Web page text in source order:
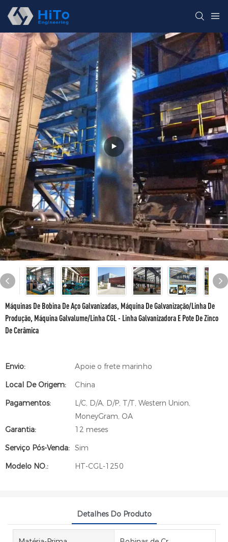
Máquinas De Bobina De Aço Galvanizadas, Máquina De Galvanização/linha De
Produção, Máquina Galvalume/linha CGL - Linha Galvanizadora E Pote De Zinco
De Cerâmica
Envio:
Apoie o frete marinho
Local De Origem:
China
Pagamentos:
L/C, D/A, D/P, T/T, Western Union,
MoneyGram, OA
Garantia:
12 meses
Serviço Pós-Venda: Sim
Modelo NO.:
HT-CGL-1250
Detalhes Do Produto